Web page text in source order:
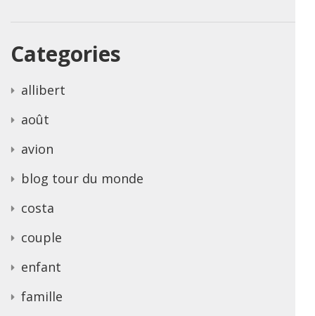
Categories
allibert
août
avion
blog tour du monde
costa
couple
enfant
famille